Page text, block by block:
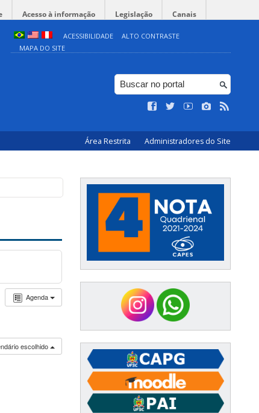
Acesso à informação Legislação Canais
ACESSIBILIDADE
ALTO CONTRASTE
MAPA DO SITE
Área Restrita Administradores do Site
Agenda
escolhido